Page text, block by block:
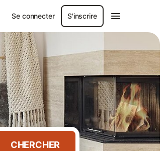
Se connecter S'inscrire
CHERCHER